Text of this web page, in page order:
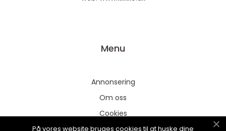
Menu
Annonsering
Om oss
Cookies
Kontakta oss
På vores website bruges cookies til at huske dine